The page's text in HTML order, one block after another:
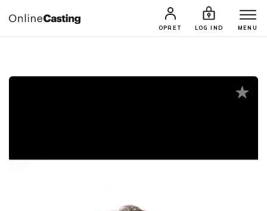
OPRET LOG IND MENU
CASTINGS & JOBS SØG PROFIL